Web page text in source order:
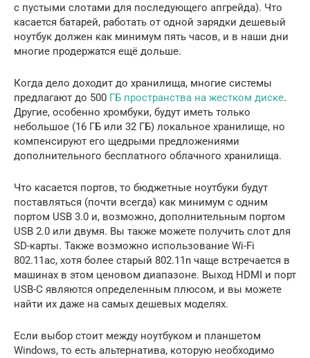
с пустыми слотами для последующего апгрейда). Что
касается батарей, работать от одной зарядки дешевый
ноутбук должен как минимум пять часов, и в наши дни
многие продержатся ещё дольше.
Когда дело доходит до хранилища, многие системы
предлагают до 500 ГБ пространства на жестком диске.
Другие, особенно хромбуки, будут иметь только
небольшое (16 ГБ или 32 ГБ) локальное хранилище, но
компенсируют его щедрыми предложениями
дополнительного бесплатного облачного хранилища.
Что касается портов, то бюджетные ноутбуки будут
поставляться (почти всегда) как минимум с одним
портом USB 3.0 и, возможно, дополнительным портом
USB 2.0 или двумя. Вы также можете получить слот для
SD-карты. Также возможно использование Wi-Fi
802.11ac, хотя более старый 802.11n чаще встречается в
машинах в этом ценовом диапазоне. Выход HDMI и порт
USB-C являются определенным плюсом, и вы можете
найти их даже на самых дешевых моделях.
Если выбор стоит между ноутбуком и планшетом
Windows, то есть альтернатива, которую необходимо